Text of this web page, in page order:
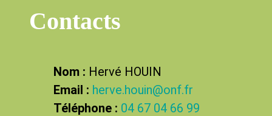
Contacts
Nom : Hervé HOUIN
Email : herve.houin@onf.fr
Téléphone : 04 67 04 66 99